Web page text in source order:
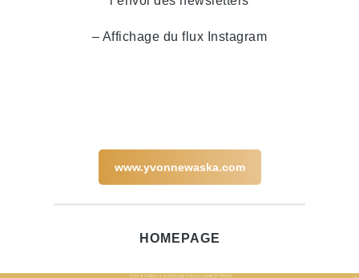
– Affichage du flux Instagram
www.yvonnewaska.com
HOMEPAGE